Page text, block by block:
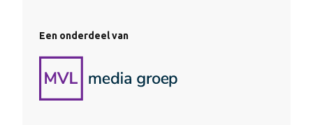
Een onderdeel van